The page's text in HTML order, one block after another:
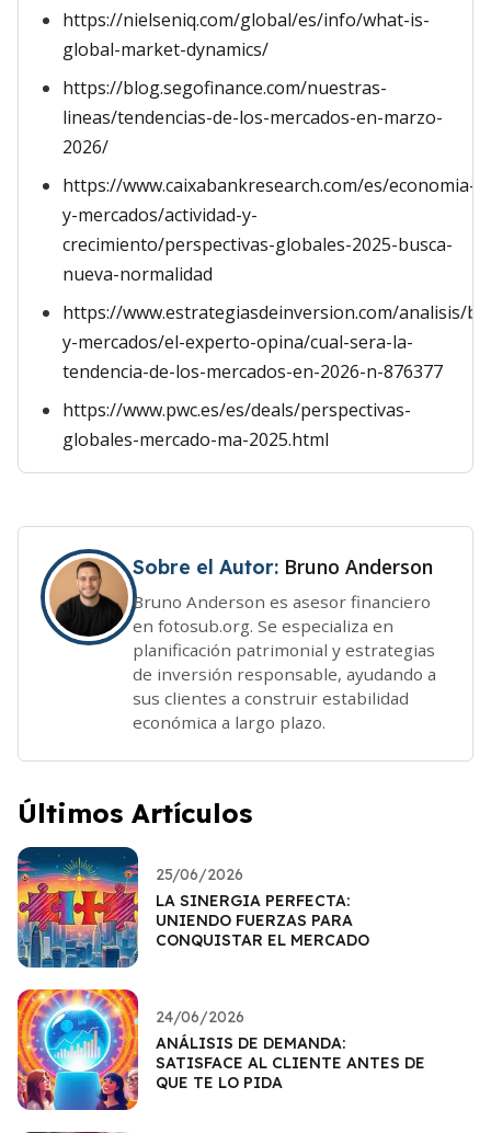
https://nielseniq.com/global/es/info/what-is-
global-market-dynamics/
https://blog.segofinance.com/nuestras-
lineas/tendencias-de-los-mercados-en-marzo-
2026/
https://www.caixabankresearch.com/es/economia-
y-mercados/actividad-y-
crecimiento/perspectivas-globales-2025-busca-
nueva-normalidad
https://www.estrategiasdeinversion.com/analisis/
y-mercados/el-experto-opina/cual-sera-la-
tendencia-de-los-mercados-en-2026-n-876377
https://www.pwc.es/es/deals/perspectivas-
globales-mercado-ma-2025.html
Sobre el Autor: Bruno Anderson
Bruno Anderson es asesor financiero
en fotosub.org. Se especializa en
planificación patrimonial y estrategias
de inversión responsable, ayudando a
sus clientes a construir estabilidad
económica a largo plazo.
Últimos Artículos
25/06/2026
LA SINERGIA PERFECTA:
UNIENDO FUERZAS PARA
CONQUISTAR EL MERCADO
24/06/2026
ANÁLISIS DE DEMANDA:
SATISFACE AL CLIENTE ANTES DE
QUE TE LO PIDA